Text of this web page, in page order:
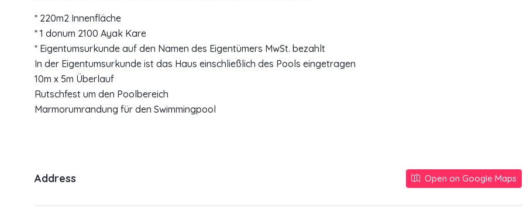
* 220m2 Innenfläche
* 1 donum 2100 Ayak Kare
* Eigentumsurkunde auf den Namen des Eigentümers MwSt. bezahlt
In der Eigentumsurkunde ist das Haus einschließlich des Pools eingetragen
10m x 5m Überlauf
Rutschfest um den Poolbereich
Marmorumrandung für den Swimmingpool
Address Open on Google Maps